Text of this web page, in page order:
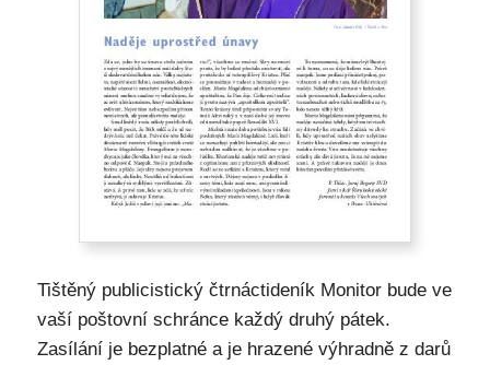
Tištěný publicistický čtrnáctideník Monitor bude ve
vaší poštovní schránce každý druhý pátek.
Zasílání je bezplatné a je hrazené výhradně z darů